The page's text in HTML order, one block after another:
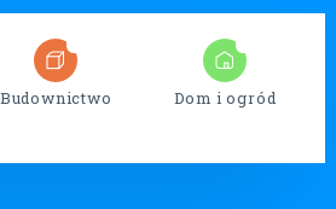
Budownictwo Dom i ogród